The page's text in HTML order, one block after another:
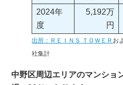
2024年
度
5,192万
円
出所：ＲＥＩＮＳ ＴＯＷＥＲ お
社集計
中野区周辺エリアのマンショ